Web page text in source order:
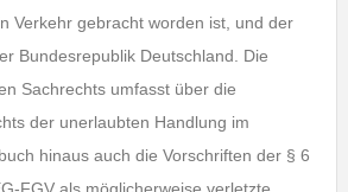
Verkehr gebracht worden ist, und der
Bundesrepublik Deutschland. Die
Sachrechts umfasst über die
der unerlaubten Handlung im
hinaus auch die Vorschriften der § 6